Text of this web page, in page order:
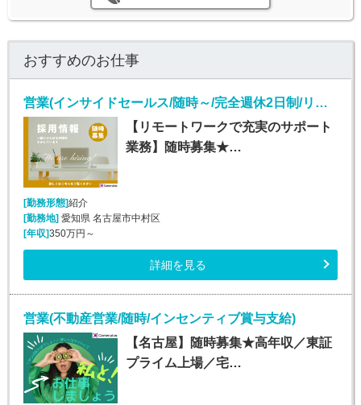
おすすめのお仕事
営業(インサイドセールス/随時～/完全週休2日制/リモート)
【リモートワークで充実のサポート
業務】随時募集★…
[勤務形態]紹介
[勤務地] 愛知県 名古屋市中村区
[年収]350万円～
詳細を見る
営業(不動産営業/随時/インセンティブ賞与支給)
【名古屋】随時募集★高年収／東証
プライム上場／宅…